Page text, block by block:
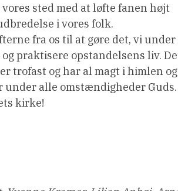
sted med at løfte fanen højt
i vores folk.
fra os til at gøre det, vi under
praktisere opstandelsens liv.
trofast og har al magt i himlen og
under alle omstændigheder Guds.
kirke!